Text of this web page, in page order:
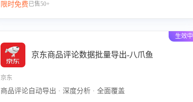
击 “立即开通”，快速获取影音影像类目剧本，一键开启客服
限时免费已售50+
生效中
京东商品评论数据批量导出-八爪鱼
京东
商品评论自动导出 · 深度分析 · 全面覆盖